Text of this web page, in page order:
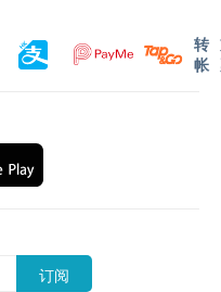
作废。）
是否适合进行疫苗注
注射程序。如医生认
如有争议，健康网购
心将保留最后决定
转
帐
订阅